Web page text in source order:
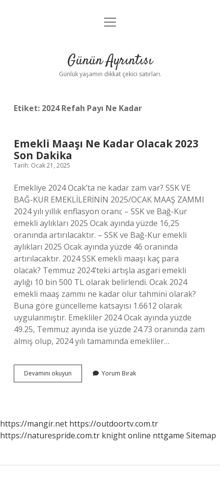
Anasayfa
Yasal Uyarı
menüyü
Günün Ayrıntısı
Günlük yaşamın dikkat çekici satırları.
Etiket: 2024 Refah Payı Ne Kadar
Emekli Maaşı Ne Kadar Olacak 2023
Son Dakika
Tarih: Ocak 21, 2025
Emekliye 2024 Ocak’ta ne kadar zam var? SSK VE
BAĞ-KUR EMEKLİLERİNİN 2025/OCAK MAAŞ ZAMMI
2024 yılı yıllık enflasyon oranı; – SSK ve Bağ-Kur
emekli aylıkları 2025 Ocak ayında yüzde 16,25
oranında artırılacaktır. – SSK ve Bağ-Kur emekli
aylıkları 2025 Ocak ayında yüzde 46 oranında
artırılacaktır. 2024 SSK emekli maaşı kaç para
olacak? Temmuz 2024’teki artışla asgari emekli
aylığı 10 bin 500 TL olarak belirlendi. Ocak 2024
emekli maaş zammı ne kadar olur tahmini olarak?
Buna göre güncelleme katsayısı 1.6612 olarak
uygulanmıştır. Emekliler 2024 Ocak ayında yüzde
49.25, Temmuz ayında ise yüzde 24.73 oranında zam
almış olup, 2024 yılı tamamında emekliler…
Devamını okuyun
Maaşı
Son
Dakika
Yorum Bırak
https://mangir.net https://outdoortv.com.tr
https://naturespride.com.tr knight online nttgame Sitemap